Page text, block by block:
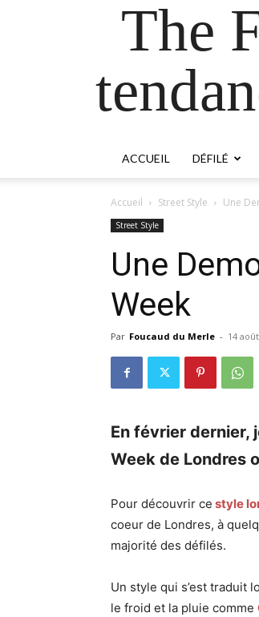
The
ACCUEIL DÉFILÉ
Accueil Street Style Une
Street Style
Une
Week
Par Foucaud du Merle - 14
En février dernier,
Week de Londres
Pour découvrir ce style
coeur de Londres, à
majorité des défilés.
Un style qui s’est traduit
le froid et la pluie comme